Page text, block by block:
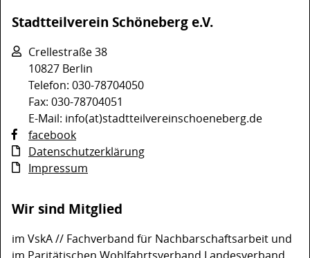
Stadtteilverein Schöneberg e.V.
Crellestraße 38
10827 Berlin
Telefon: 030-78704050
Fax: 030-78704051
E-Mail: info(at)stadtteilvereinschoeneberg.de
facebook
Datenschutzerklärung
Impressum
Wir sind Mitglied
im VskA // Fachverband für Nachbarschaftsarbeit und
im Paritätischen Wohlfahrtsverband Landesverband